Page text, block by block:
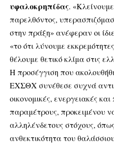
υφαλοκρηπίδας.
παρελθόντος,
στην πράξη» ανέφεραν οι
«το ότι λύνουμε
θέλουμε θετικό κλίμα στις
Η προσέγγιση που
ΕΧΣΘΧ συνέθεσε συχνά
οικονομικές, ενεργειακές
παραμέτρους, προκειμένου
αλληλένδετους στόχους,
ανθεκτικότητα του